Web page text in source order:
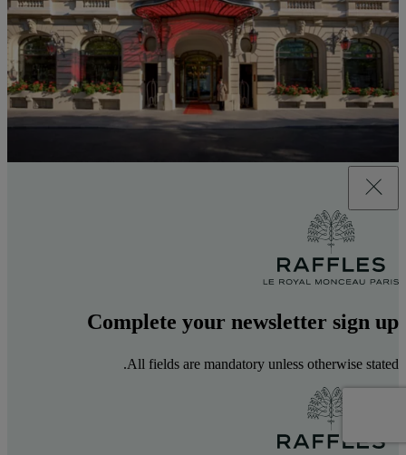
Complete your newsletter sign up
All fields are mandatory unless otherwise stated.